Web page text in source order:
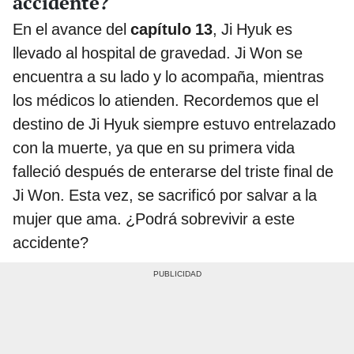
En el avance del capítulo 13, Ji Hyuk es
llevado al hospital de gravedad. Ji Won se
encuentra a su lado y lo acompaña, mientras
los médicos lo atienden. Recordemos que el
destino de Ji Hyuk siempre estuvo entrelazado
con la muerte, ya que en su primera vida
falleció después de enterarse del triste final de
Ji Won. Esta vez, se sacrificó por salvar a la
mujer que ama. ¿Podrá sobrevivir a este
accidente?